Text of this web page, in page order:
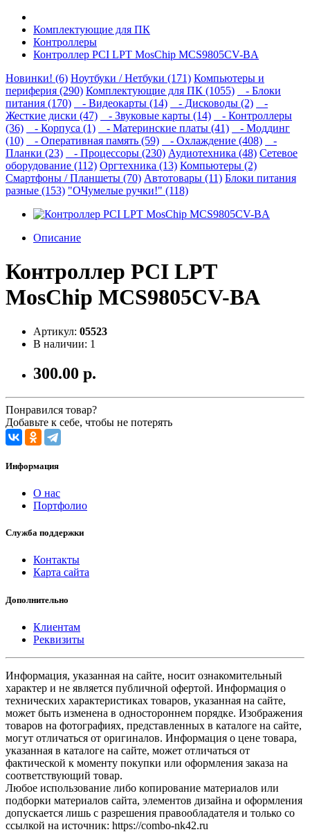
Комплектующие для ПК
Контроллеры
Контроллер PCI LPT MosChip MCS9805CV-BA
Новинки! (6) Ноутбуки / Нетбуки (171) Компьютеры и
периферия (290) Комплектующие для ПК (1055)
- Блоки
питания (170)
- Видеокарты (14) - Дисководы (2)
-
Жесткие диски (47)
- Звуковые карты (14)
- Контроллеры
(36)
- Корпуса (1) - Материнские платы (41)
- Моддинг
(10)
- Оперативная память (59) - Охлаждение (408)
-
Планки (23)
- Процессоры (230) Аудиотехника (48) Сетевое
оборудование (112) Оргтехника (13) Компьютеры (2)
Смартфоны / Планшеты (70) Автотовары (11) Блоки питания
разные (153) "ОЧумелые ручки!" (118)
Описание
Контроллер PCI LPT
MosChip MCS9805CV-BA
Артикул: 05523
В наличии: 1
300.00 р.
Понравился товар?
Добавьте к себе, чтобы не потерять
Информация
О нас
Портфолио
Служба поддержки
Контакты
Карта сайта
Дополнительно
Клиентам
Реквизиты
Информация, указанная на сайте, носит ознакомительный
характер и не является публичной офертой. Информация о
технических характеристиках товаров, указанная на сайте,
может быть изменена в одностороннем порядке. Изображения
товаров на фотографиях, представленных в каталоге на сайте,
могут отличаться от оригиналов. Информация о цене товара,
указанная в каталоге на сайте, может отличаться от
фактической к моменту покупки или оформления заказа на
соответствующий товар.
Любое использование либо копирование материалов или
подборки материалов сайта, элементов дизайна и оформления
допускается лишь с разрешения правообладателя и только со
ссылкой на источник: https://combo-nk42.ru